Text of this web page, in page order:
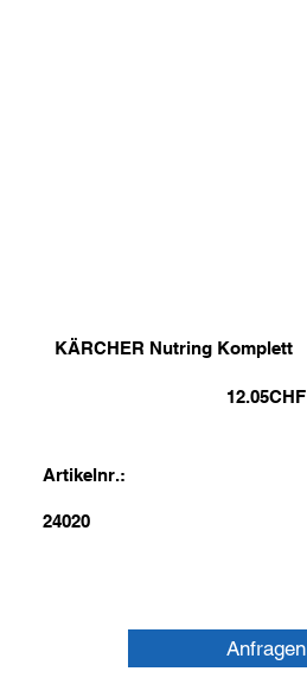
KÄRCHER Nutring Komplett
12.05CHF
Artikelnr.:
24020
Anfragen